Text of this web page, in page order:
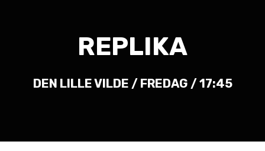
REPLIKA
DEN LILLE VILDE / FREDAG / 17:45